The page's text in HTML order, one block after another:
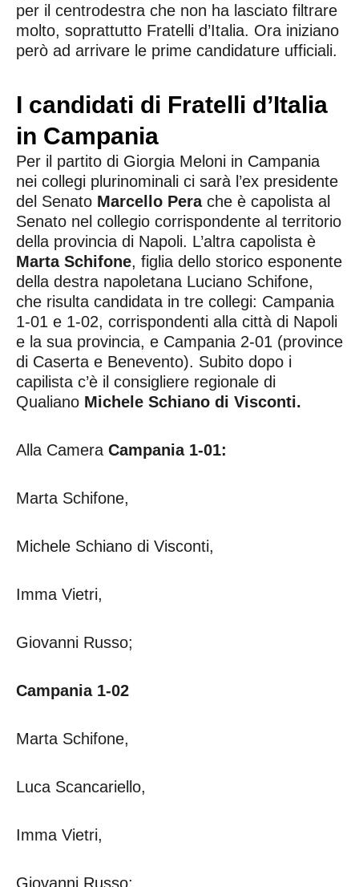
per il centrodestra che non ha lasciato filtrare
molto, soprattutto Fratelli d’Italia. Ora iniziano
però ad arrivare le prime candidature ufficiali.
I candidati di Fratelli d’Italia
in Campania
Per il partito di Giorgia Meloni in Campania
nei collegi plurinominali ci sarà l’ex presidente
del Senato Marcello Perache è capolista al
Senato nel collegio corrispondente al territorio
della provincia di Napoli. L’altra capolista è
Marta Schifone, figlia dello storico esponente
della destra napoletana Luciano Schifone,
che risulta candidata in tre collegi: Campania
1-01 e 1-02, corrispondenti alla città di Napoli
e la sua provincia, e Campania 2-01 (province
di Caserta e Benevento). Subito dopo i
capilista c’è il consigliere regionale di
Qualiano Michele Schiano di Visconti.
Alla Camera Campania 1-01:
Marta Schifone,
Michele Schiano di Visconti,
Imma Vietri,
Giovanni Russo;
Campania 1-02
Marta Schifone,
Luca Scancariello,
Imma Vietri,
Giovanni Russo;